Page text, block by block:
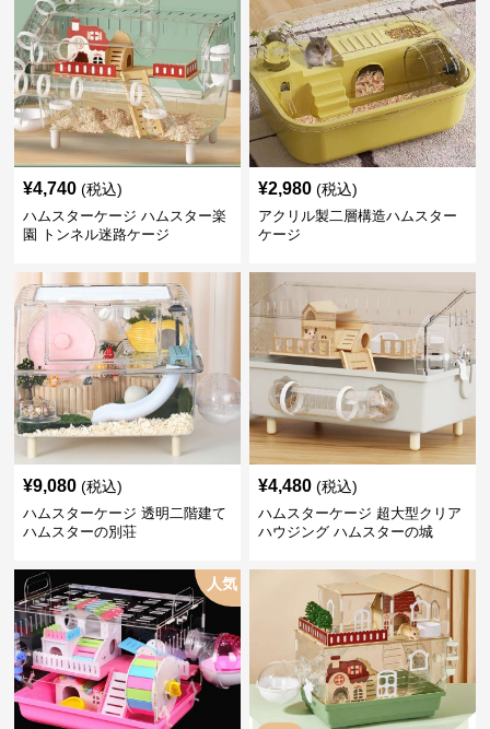
¥4,740 (税込)
ハムスターケージ ハムスター楽
園 トンネル迷路ケージ
¥2,980 (税込)
アクリル製二層構造ハムスター
ケージ
¥9,080 (税込)
ハムスターケージ 透明二階建て
ハムスターの別荘
¥4,480 (税込)
ハムスターケージ 超大型クリア
ハウジング ハムスターの城
人気